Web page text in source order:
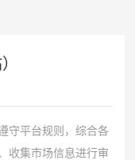
守平台规则，综合各
收集市场信息进行审